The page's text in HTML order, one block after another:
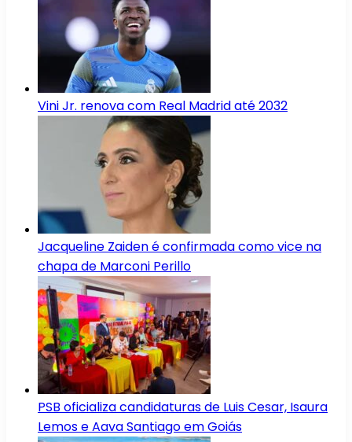
Vini Jr. renova com Real Madrid até 2032
Jacqueline Zaiden é confirmada como vice na
chapa de Marconi Perillo
PSB oficializa candidaturas de Luis Cesar, Isaura
Lemos e Aava Santiago em Goiás